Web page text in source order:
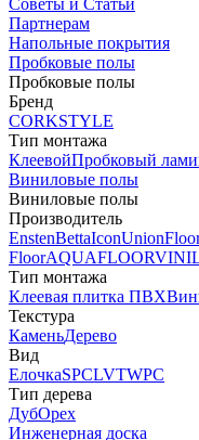
Советы и Статьи
Партнерам
Напольные покрытия
Пробковые полы
Пробковые полы
Бренд
CORKSTYLE
Тип монтажа
КлеевойПробковый
Виниловые полы
Виниловые полы
Производитель
EnstenBettaIconUnion
FloorAQUAFLOOR
Тип монтажа
Клеевая плитка ПВХ
Текстура
КаменьДерево
Вид
ЕлочкаSPCLVTWPC
Тип дерева
ДубОрех
Инженерная доска